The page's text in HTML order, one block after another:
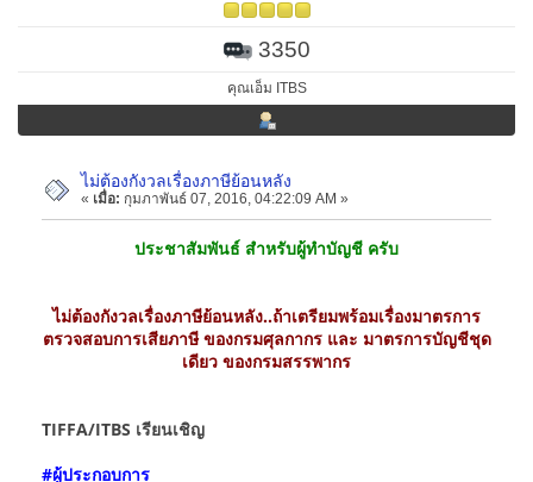
3350
คุณเอ็ม ITBS
ไม่ต้องกังวลเรื่องภาษีย้อนหลัง
« เมื่อ: กุมภาพันธ์ 07, 2016, 04:22:09 AM »
ประชาสัมพันธ์ สำหรับผู้ทำบัญชี ครับ
ไม่ต้องกังวลเรื่องภาษีย้อนหลัง..ถ้าเตรียมพร้อมเรื่องมาตรการ
ตรวจสอบการเสียภาษี ของกรมศุลกากร และ มาตรการบัญชีชุด
เดียว ของกรมสรรพากร
TIFFA/ITBS เรียนเชิญ
#ผู้ประกอบการ